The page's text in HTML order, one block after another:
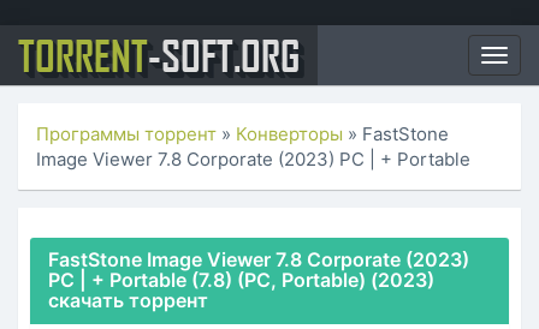
TORRENT-SOFT.ORG
Программы торрент » Конверторы » FastStone
Image Viewer 7.8 Corporate (2023) PC | + Portable
FastStone Image Viewer 7.8 Corporate (2023)
PC | + Portable (7.8) (PC, Portable) (2023)
скачать торрент